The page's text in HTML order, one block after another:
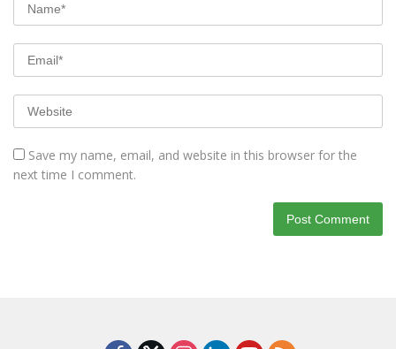
Save my name, email, and website in this browser for the
next time I comment.